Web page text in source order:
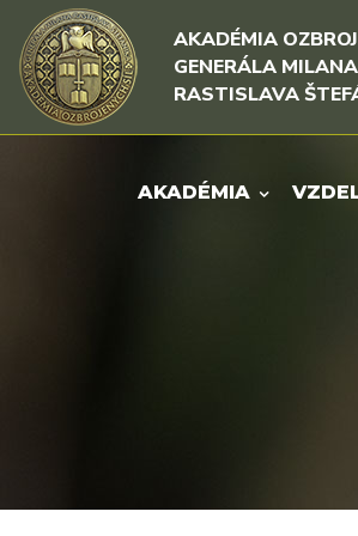
Rovno na obsah
Rovno na menu
AKADÉMIA
GENERÁLA MILANA
RASTISLAVA
AKADÉMIA